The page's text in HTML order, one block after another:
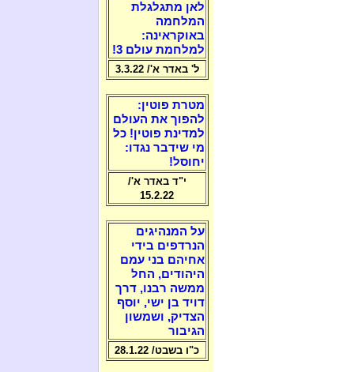
לאן מתגלגלת
המלחמה
באוקראינה:
למלחמת עולם 3!
ל' באדר א'/ 3.3.22
מטרת פוטין:
להפוך את העולם
למדינת פוטין! כל
מי שידבר נגדו:
יחוסל!
י"ד באדר א'/
15.2.22
על המנהיגים
הנרדפים בידי
אחיהם בני עמם
היהודים, החל
ממשה רבנו, דרך
דויד בן ישי, יוסף
הצדיק, ושמשון
הגיבור
כ"ו בשבט/ 28.1.22